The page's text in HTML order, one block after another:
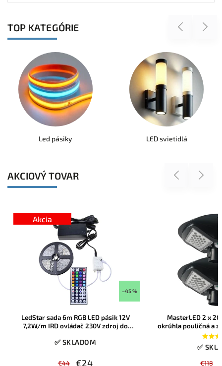
TOP KATEGÓRIE Previous
LED svietidlá LED zdroje
Next
AKCIOVÝ TOVAR Previous
Akcia
–45 %
LedStar sada 6m RGB LED pásik 12V
7,2W/m IRD ovládač 230V zdroj do
✅ SKLADOM
€44 €24
MasterLED 2 x
okrúhla pouličná a
diaľkové
✅
€118
Next